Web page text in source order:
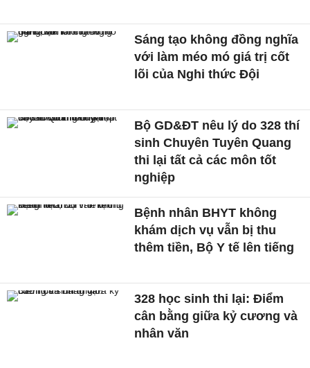
Sáng tạo không đồng nghĩa
với làm méo mó giá trị cốt
lõi của Nghi thức Đội
Bộ GD&ĐT nêu lý do 328 thí
sinh Chuyên Tuyên Quang
thi lại tất cả các môn tốt
nghiệp
Bệnh nhân BHYT không
khám dịch vụ vẫn bị thu
thêm tiền, Bộ Y tế lên tiếng
328 học sinh thi lại: Điểm
cân bằng giữa kỷ cương và
nhân văn